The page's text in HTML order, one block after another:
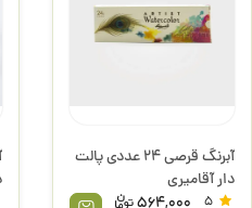
آبرنگ قرصی 24 عددی پالت
دار آقامیری